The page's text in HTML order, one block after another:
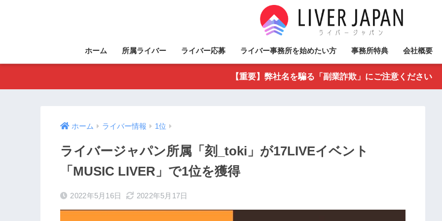
ホーム 所属ライバー ライバー応募 ライバー事務所を始めたい方 事務所特典 会社概要
【重要】弊社名を騙る「副業詐欺」にご注意ください
ホーム ライバー情報 1位
ライバージャパン所属「刻_toki」が17LIVEイベント
「MUSIC LIVER」で1位を獲得
2022年5月16日 2022年5月17日